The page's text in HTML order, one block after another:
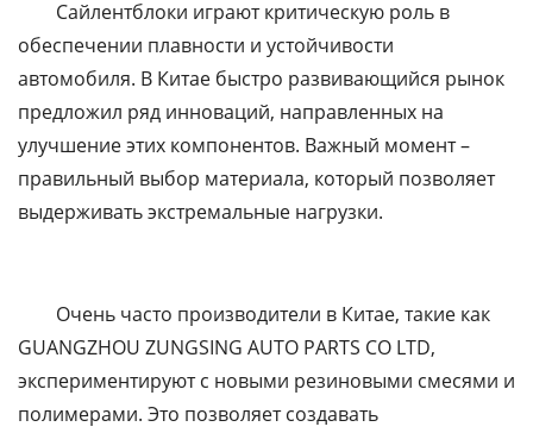
Сайлентблоки играют критическую роль в
обеспечении плавности и устойчивости
автомобиля. В Китае быстро развивающийся рынок
предложил ряд инноваций, направленных на
улучшение этих компонентов. Важный момент –
правильный выбор материала, который позволяет
выдерживать экстремальные нагрузки.
Очень часто производители в Китае, такие как
GUANGZHOU ZUNGSING AUTO PARTS CO LTD,
экспериментируют с новыми резиновыми смесями и
полимерами. Это позволяет создавать